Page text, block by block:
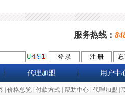
服务热线：
代理加盟 用户中
价格总览 付款方式 帮助中心 代理加盟